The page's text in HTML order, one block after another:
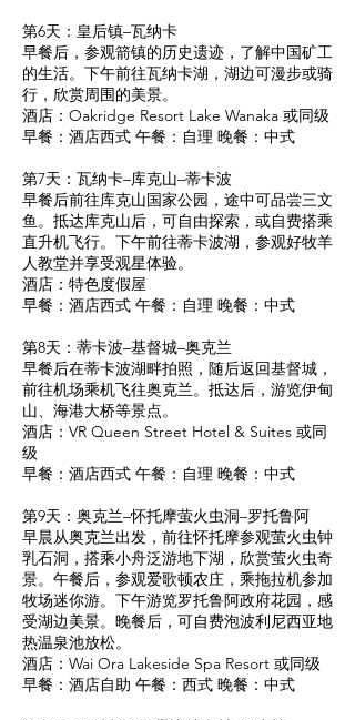
第6天：皇后镇–瓦纳卡
早餐后，参观箭镇的历史遗迹，了解中国矿工
的生活。下午前往瓦纳卡湖，湖边可漫步或骑
行，欣赏周围的美景。
酒店：Oakridge Resort Lake Wanaka 或同级
早餐：酒店西式 午餐：自理 晚餐：中式
第7天：瓦纳卡–库克山–蒂卡波
早餐后前往库克山国家公园，途中可品尝三文
鱼。抵达库克山后，可自由探索，或自费搭乘
直升机飞行。下午前往蒂卡波湖，参观好牧羊
人教堂并享受观星体验。
酒店：特色度假屋
早餐：酒店西式 午餐：自理 晚餐：中式
第8天：蒂卡波–基督城–奥克兰
早餐后在蒂卡波湖畔拍照，随后返回基督城，
前往机场乘机飞往奥克兰。抵达后，游览伊甸
山、海港大桥等景点。
酒店：VR Queen Street Hotel & Suites 或同
级
早餐：酒店西式 午餐：自理 晚餐：中式
第9天：奥克兰–怀托摩萤火虫洞–罗托鲁阿
早晨从奥克兰出发，前往怀托摩参观萤火虫钟
乳石洞，搭乘小舟泛游地下湖，欣赏萤火虫奇
景。午餐后，参观爱歌顿农庄，乘拖拉机参加
牧场迷你游。下午游览罗托鲁阿政府花园，感
受湖边美景。晚餐后，可自费泡波利尼西亚地
热温泉池放松。
酒店：Wai Ora Lakeside Spa Resort 或同级
早餐：酒店自助 午餐：西式 晚餐：中式